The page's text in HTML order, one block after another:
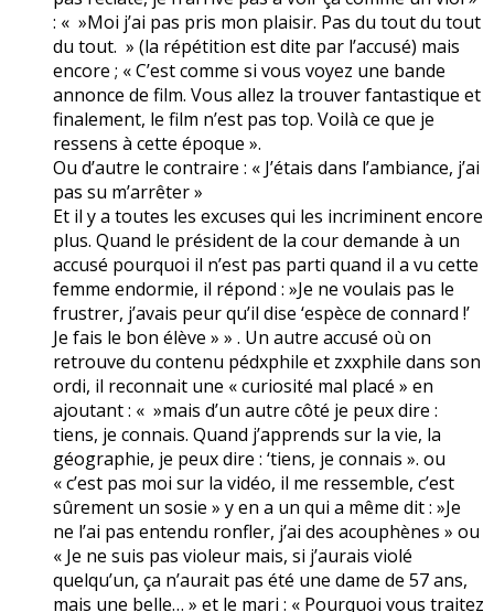
: « »Moi j’ai pas pris mon plaisir. Pas du tout du tout
du tout. » (la répétition est dite par l’accusé) mais
encore ; « C’est comme si vous voyez une bande
annonce de film. Vous allez la trouver fantastique et
finalement, le film n’est pas top. Voilà ce que je
ressens à cette époque ».
Ou d’autre le contraire : « J’étais dans l’ambiance, j’ai
pas su m’arrêter »
Et il y a toutes les excuses qui les incriminent encore
plus. Quand le président de la cour demande à un
accusé pourquoi il n’est pas parti quand il a vu cette
femme endormie, il répond : »Je ne voulais pas le
frustrer, j’avais peur qu’il dise ‘espèce de connard !’
Je fais le bon élève » » . Un autre accusé où on
retrouve du contenu pédxphile et zxxphile dans son
ordi, il reconnait une « curiosité mal placé » en
ajoutant : « »mais d’un autre côté je peux dire :
tiens, je connais. Quand j’apprends sur la vie, la
géographie, je peux dire : ‘tiens, je connais ». ou
« c’est pas moi sur la vidéo, il me ressemble, c’est
sûrement un sosie » y en a un qui a même dit : »Je
ne l’ai pas entendu ronfler, j’ai des acouphènes » ou
« Je ne suis pas violeur mais, si j’aurais violé
quelqu’un, ça n’aurait pas été une dame de 57 ans,
mais une belle… » et le mari : « Pourquoi vous traitez